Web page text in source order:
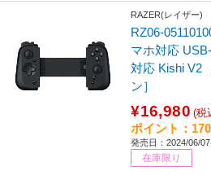
RAZER(レイザー)
RZ06-
マホ対応
対応 Kishi V2
ン］
¥16,980 (税
ポイント：170
発売日：2024/06/
在庫限り